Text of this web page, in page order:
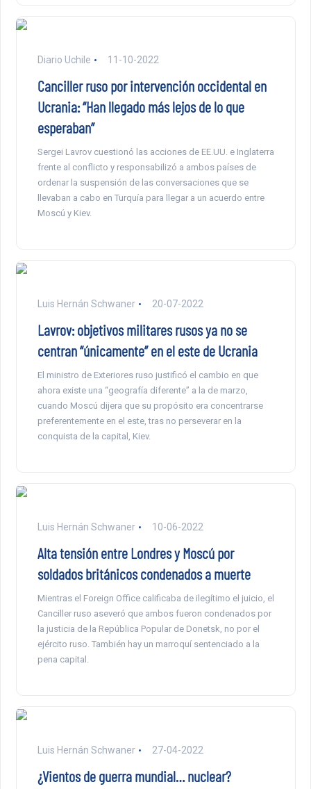
Diario Uchile 11-10-2022
Canciller ruso por intervención occidental en
Ucrania: “Han llegado más lejos de lo que
esperaban”
Sergei Lavrov cuestionó las acciones de EE.UU. e Inglaterra
frente al conflicto y responsabilizó a ambos países de
ordenar la suspensión de las conversaciones que se
llevaban a cabo en Turquía para llegar a un acuerdo entre
Moscú y Kiev.
Luis Hernán Schwaner 20-07-2022
Lavrov: objetivos militares rusos ya no se
centran “únicamente” en el este de Ucrania
El ministro de Exteriores ruso justificó el cambio en que
ahora existe una “geografía diferente” a la de marzo,
cuando Moscú dijera que su propósito era concentrarse
preferentemente en el este, tras no perseverar en la
conquista de la capital, Kiev.
Luis Hernán Schwaner 10-06-2022
Alta tensión entre Londres y Moscú por
soldados británicos condenados a muerte
Mientras el Foreign Office calificaba de ilegítimo el juicio, el
Canciller ruso aseveró que ambos fueron condenados por
la justicia de la República Popular de Donetsk, no por el
ejército ruso. También hay un marroquí sentenciado a la
pena capital.
Luis Hernán Schwaner 27-04-2022
¿Vientos de guerra mundial… nuclear?